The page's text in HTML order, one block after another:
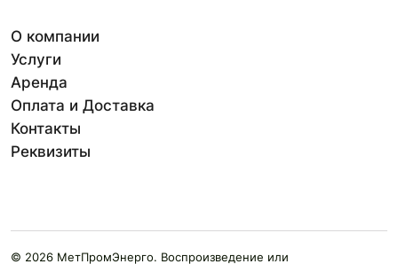
О компании
Услуги
Аренда
Оплата и Доставка
Контакты
Реквизиты
© 2026 МетПромЭнерго. Воспроизведение или